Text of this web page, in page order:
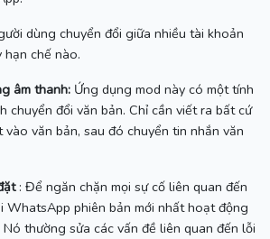
dùng chuyển đổi giữa nhiều tài khoản
chế nào.
âm thanh: Ứng dụng mod này có một tính
chuyển đổi văn bản. Chỉ cần viết ra bất cứ
vào văn bản, sau đó chuyển tin nhắn văn
: Để ngăn chặn mọi sự cố liên quan đến
WhatsApp phiên bản mới nhất hoạt động
Nó thường sửa các vấn đề liên quan đến lỗi